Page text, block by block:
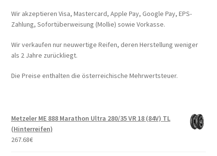
Wir akzeptieren Visa, Mastercard, Apple Pay, Google Pay, EPS-
Zahlung, Sofortüberweisung (Mollie) sowie Vorkasse.
Wir verkaufen nur neuwertige Reifen, deren Herstellung weniger
als 2 Jahre zurückliegt.
Die Preise enthalten die österreichische Mehrwertsteuer.
Metzeler ME 888 Marathon Ultra 280/35 VR 18 (84V) TL
(Hinterreifen)
267.68€